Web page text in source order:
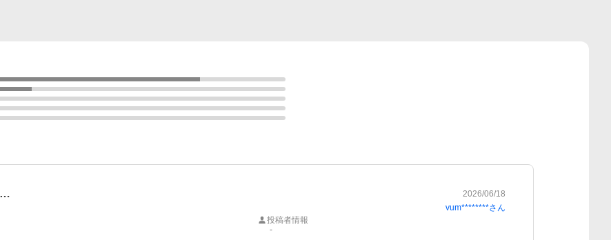
… 2026/06/18
vum********さん
投稿者情報
-